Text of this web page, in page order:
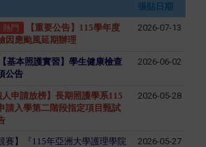
張貼日期
熱門
【重要公告】115學年度
因應颱風延期辦理
2026-07-13
【基本照護實習】學生健康檢查
公告
2026-06-02
人申請放榜】長期照護學系115
請入學第二階段指定項目甄試
2026-05-28
賽】『115年亞洲大學護理學院
2026-05-27